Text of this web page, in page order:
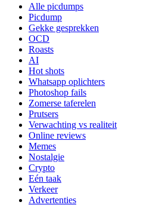
Alle picdumps
Picdump
Gekke gesprekken
OCD
Roasts
AI
Hot shots
Whatsapp oplichters
Photoshop fails
Zomerse taferelen
Prutsers
Verwachting vs realiteit
Online reviews
Memes
Nostalgie
Crypto
Eén taak
Verkeer
Advertenties